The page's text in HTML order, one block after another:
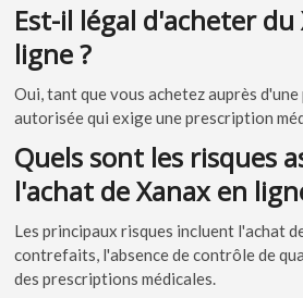
Est-il légal d'acheter du
ligne ?
Oui, tant que vous achetez auprès
autorisée qui exige une prescription
Quels sont les risques
l'achat de Xanax en
Les principaux risques incluent l'achat
contrefaits, l'absence de contrôle de
des prescriptions médicales.